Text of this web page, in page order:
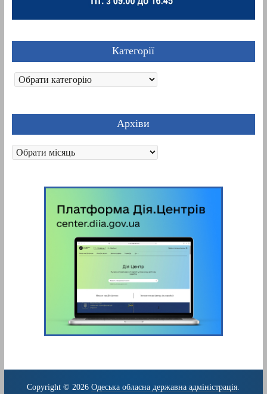
Категорії
Категорії
Архіви
Архіви
Copyright © 2026Одеська обласна державна адміністрація.